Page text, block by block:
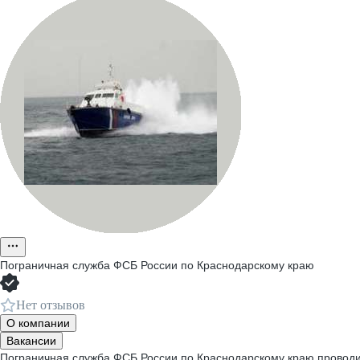
Пограничная служба ФСБ России по Краснодарскому краю
Нет отзывов
О компании
Вакансии